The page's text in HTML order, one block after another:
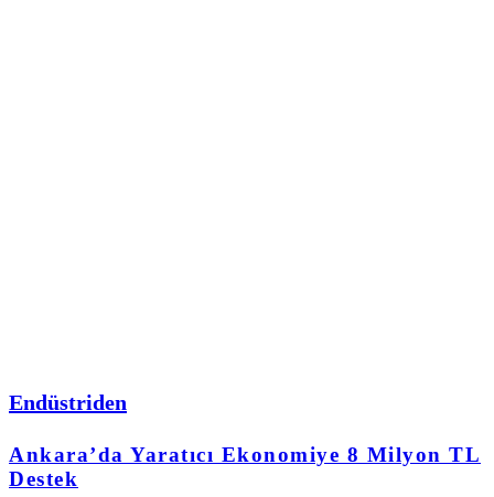
Endüstriden
Ankara’da Yaratıcı Ekonomiye 8 Milyon TL
Destek